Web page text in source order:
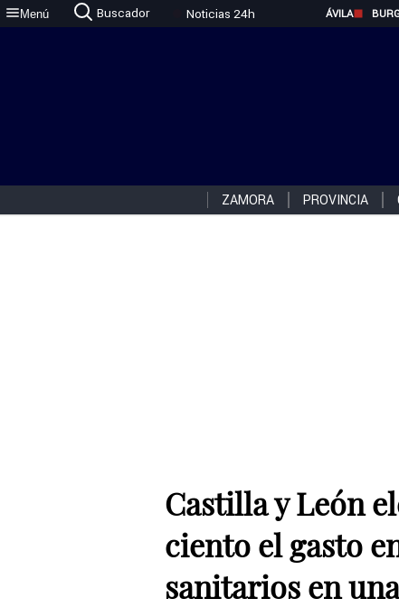
Menú Buscador Noticias 24h ÁVILA
ZAMORA PROVINCIA
Castilla y León
ciento el gasto
sanitarios en